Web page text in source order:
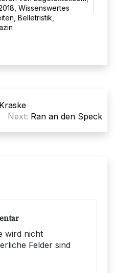
Wissenswertes
Belletristik
Next: Ran an den Speck
wird nicht
Felder sind